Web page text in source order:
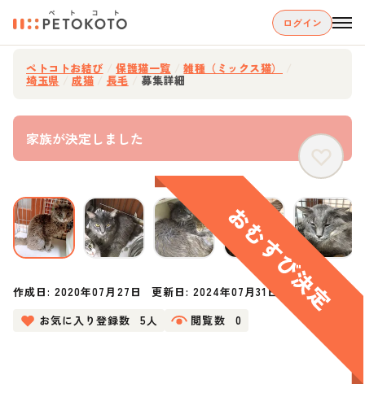
ログイン
ペトコトお結び 保護猫一覧 雑種（ミックス猫）
埼玉県 成猫 長毛 募集詳細
家族が決定しました
作成日:2020年07月27日 更新日: 2024年07月31日
お気に入り登録数
5人 閲覧数 0